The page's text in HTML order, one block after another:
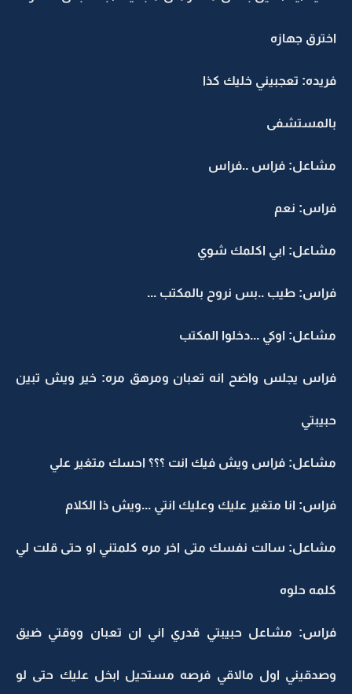
اخترق جهازه
فريده: تعجبيني خليك كذا
بالمستشفى
مشاعل: فراس ..فراس
فراس: نعم
مشاعل: ابي اكلمك شوي
فراس: طيب ..بس نروح بالمكتب ...
مشاعل: اوكي ...دخلوا المكتب
فراس يجلس واضح انه تعبان ومرهق مره: خير ويش تبين
حبيبتي
مشاعل: فراس ويش فيك انت ؟؟؟ احسك متغير علي
فراس: انا متغير عليك وعليك انتي ...ويش ذا الكلام
مشاعل: سالت نفسك متى اخر مره كلمتني او حتى قلت لي
كلمه حلوه
فراس: مشاعل حبيبتي قدري اني ان تعبان ووقتي ضيق
وصدقيني اول مالاقي فرصه مستحيل ابخل عليك حتى لو